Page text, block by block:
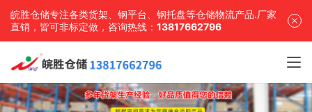
皖胜仓储专注各类货架、钢平台、钢托盘等仓储物流产品.厂家
直销，皆可非标定做，咨询热线： 13817662796